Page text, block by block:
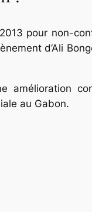
pour non-
d’Ali
amélioration
au Gabon.